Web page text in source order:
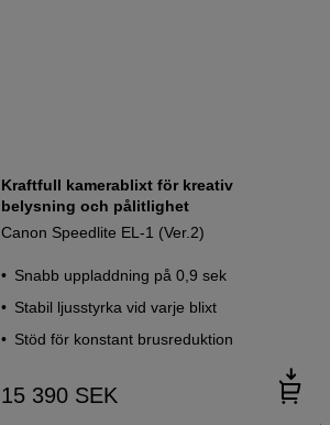
Kraftfull kamerablixt för kreativ
belysning och pålitlighet
Canon Speedlite EL-1 (Ver.2)
Snabb uppladdning på 0,9 sek
Stabil ljusstyrka vid varje blixt
Stöd för konstant brusreduktion
15 390 SEK